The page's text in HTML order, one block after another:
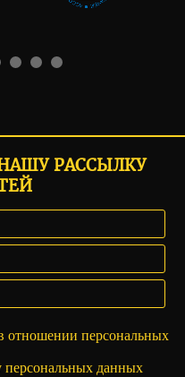
РАССЫЛКУ
отношении персональных
персональных данных